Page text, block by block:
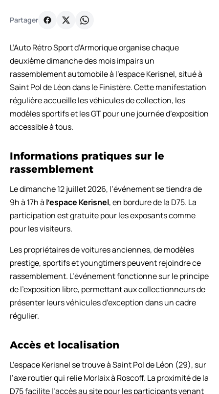
Partager
L’Auto Rétro Sport d’Armorique organise chaque
deuxième dimanche des mois impairs un
rassemblement automobile à l’espace Kerisnel, situé à
Saint Pol de Léon dans le Finistère. Cette manifestation
régulière accueille les véhicules de collection, les
modèles sportifs et les GT pour une journée d’exposition
accessible à tous.
Informations pratiques sur le
rassemblement
Le dimanche 12 juillet 2026, l’événement se tiendra de
9h à 17h à l’espace Kerisnel, en bordure de la D75. La
participation est gratuite pour les exposants comme
pour les visiteurs.
Les propriétaires de voitures anciennes, de modèles
prestige, sportifs et youngtimers peuvent rejoindre ce
rassemblement. L’événement fonctionne sur le principe
de l’exposition libre, permettant aux collectionneurs de
présenter leurs véhicules d’exception dans un cadre
régulier.
Accès et localisation
L’espace Kerisnel se trouve à Saint Pol de Léon (29), sur
l’axe routier qui relie Morlaix à Roscoff. La proximité de la
D75 facilite l’accès au site pour les participants venant